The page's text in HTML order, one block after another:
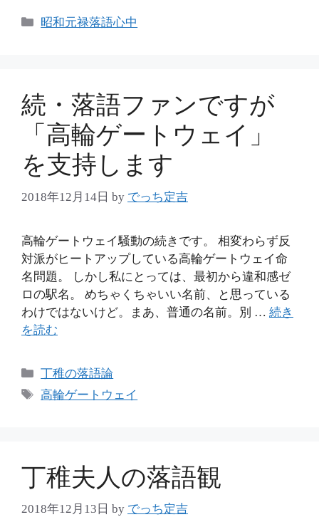
カ
昭和元禄落語心中
続・落語ファンですが
「高輪ゲートウェイ」
を支持します
2018年12月14日 by でっち定吉
高輪ゲートウェイ騒動の続きです。 相変わらず反
対派がヒートアップしている高輪ゲートウェイ命
名問題。 しかし私にとっては、最初から違和感ゼ
ロの駅名。 めちゃくちゃいい名前、と思っている
わけではないけど。まあ、普通の名前。別 … 続き
を読む
カ
テ
丁稚の落語論
タ
高輪ゲートウェイ
丁稚夫人の落語観
2018年12月13日 by でっち定吉